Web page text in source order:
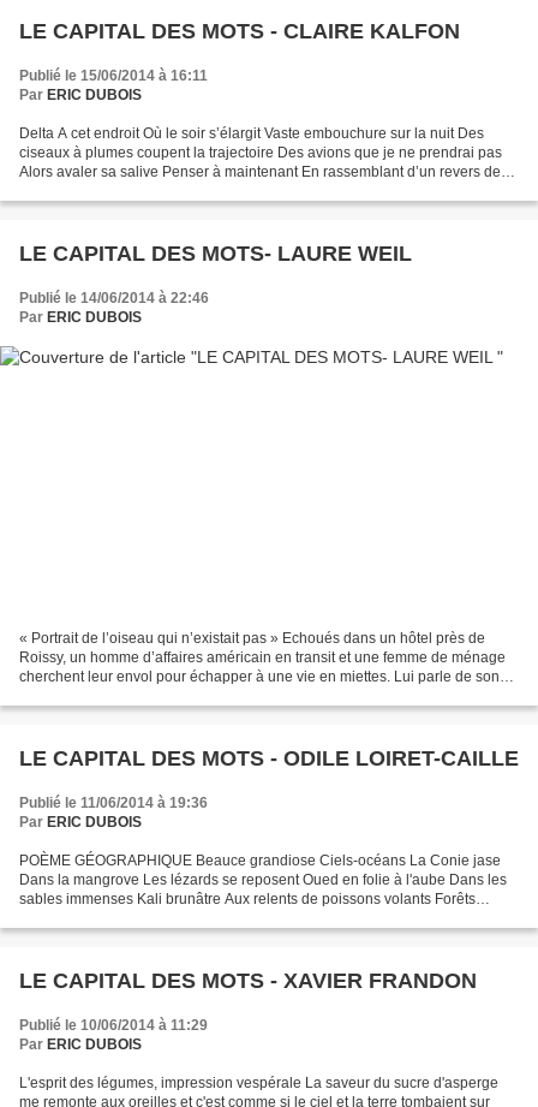
LE CAPITAL DES MOTS - CLAIRE KALFON
Publié le 15/06/2014 à 16:11
Par ERIC DUBOIS
Delta A cet endroit Où le soir s’élargit Vaste embouchure sur la nuit Des
ciseaux à plumes coupent la trajectoire Des avions que je ne prendrai pas
Alors avaler sa salive Penser à maintenant En rassemblant d’un revers de
LE CAPITAL DES MOTS- LAURE WEIL
Publié le 14/06/2014 à 22:46
Par ERIC DUBOIS
« Portrait de l’oiseau qui n’existait pas » Echoués dans un hôtel près de
Roissy, un homme d’affaires américain en transit et une femme de ménage
cherchent leur envol pour échapper à une vie en miettes. Lui parle de son
LE CAPITAL DES MOTS - ODILE LOIRET-CAILLE
Publié le 11/06/2014 à 19:36
Par ERIC DUBOIS
POÈME GÉOGRAPHIQUE Beauce grandiose Ciels-océans La Conie jase
Dans la mangrove Les lézards se reposent Oued en folie à l'aube Dans les
sables immenses Kali brunâtre Aux relents de poissons volants Forêts
LE CAPITAL DES MOTS - XAVIER FRANDON
Publié le 10/06/2014 à 11:29
Par ERIC DUBOIS
L'esprit des légumes, impression vespérale La saveur du sucre d'asperge
me remonte aux oreilles et c'est comme si le ciel et la terre tombaient sur